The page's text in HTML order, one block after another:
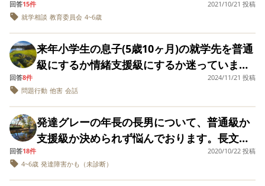
年生2人(息子含む)、4年生2人、2年生1人(ち
ょっかいをかけられ一番苦手な子)、1年生3人
の中での授業を受けることとなります。 前年
度でそのような状態だったのが、4学年を持っ
て、果たして勉強の指導をしてもらえるのだ
ろうか。 先生がたらず、支援級のクラスには
補助の先生はほぼ付きません。 通っている小
学校には、 不登校や学校にはこれても教室へ
入れない子達のクラスがあります。 そのクラ
スへ入れるのならそちらへ通った方がいいの
ではないか、、。 中学は通常級となるなら小
うなんだろう。 しかも担任じゃなくて教頭だ
んだ方、事前の就学前相談はどの程度したの
でしょうか？ 私がすべきことはこれ以上ある
のでしょうか？ 先輩ママは「学校は言っただ
けじゃ何も動いてくれない」「小1の時にもの
すごく嫌な担任に当たり大変だった・・・」
「校長・教頭のトップの方針も大事」と言っ
ており、 発達障害、昔よりはかなり理解があ
る世の中（学校）になってきているのできっ
と大丈夫、と自分に言い聞かせていたのです
援級でなくてもやっていけると思います。
（学習面はまだ分かりませんが‥） どういう
判断基準で選べばいいのか？ 実際支援級に通
われている方、微妙なラインだったけど、あ
えて支援級を選んだ、または逆の方など 経験
談や、ご助言をいただけませんか？ いつもみ
なさんの温かいアドバイスに感謝しておりま
す。
応は見込めないので困っています。学校に行
かない日も増え、不登校に繋がるのではない
かと心配しています。 息子は落ちついている
ので普通級に在籍させていますが、１歳頃か
らずっと支援を受けさせてきました。普通級
にこだわる気持ちもわかりますが、支援級で
少人数で適切な教育を受けることが、他害を
する子にもプラスになるのではないかと思う
のです。そして、授業妨害や他害を毎日して
もなお普通級に拘るのが理解できません。他
のクラスメイトもそのせいで時々休んだりす
な～と思いました。 うちの学校は国語・算数
は支援級、そのほかは交流級、とか、ほとん
ど支援級とか、選択できるみたいです。 情緒
+知的で体育や音楽をやったりするとのこと。
現在のレベルは、算数や国語は苦手ながらな
んとか取り組んでいる感じです。 国語→読み
取り苦手。漢字はなんとか書ける。音読はな
んとか読める。 算数→忘れたりするも、計算
はなんとかできる。文章問題が怪しい。 コミ
ュニケーション→変な奴だが、周りがこうい
援級判定 支援級希望が支援学校判定など の場
合 判定とは違う進路に進んだ方 理由を教えて
回答15件
2021/10/21 投稿
就学相談 教育委員会 4~6歳
来年小学生の息子(5歳10ヶ月)の就学先を普通
級にするか情緒支援級にするか迷っていま
に行ったのですが… 5人在籍していて、皆、
発言の番でなくても大きな声で話してしま
う、という感じで、教室の雰囲気が全く落ち
着きなく、先生も余裕がなさそうでした。息
子は萎縮しているようでした。 この状況な
回答8件
2024/11/21 投稿
問題行動 他害 会話
発達グレーの年長の長男について、普通級か
支援級か決められず悩んでおります。長文失
礼します。みなさんの経験談やアドバイスな
ど参考にさせていただきたいです。 進学予定
回答18件
2020/10/22 投稿
4~6歳 発達障害かも（未診断）